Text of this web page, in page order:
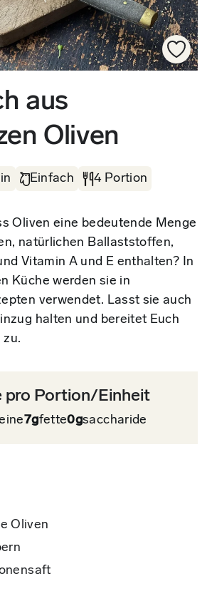
aus
Oliven
Einfach 4 Portion
Oliven eine bedeutende Menge
natürlichen Ballaststoffen,
Vitamin A und E enthalten? In
Küche werden sie in
verwendet. Lasst sie auch
halten und bereitet Euch
zu.
pro Portion/Einheit
7gfette0gsaccharide
Oliven